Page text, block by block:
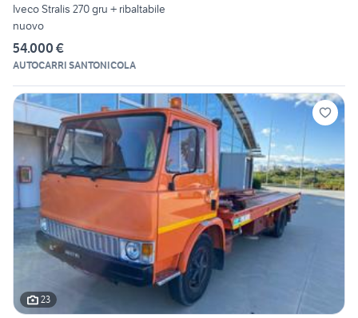
Iveco Stralis 270 gru + ribaltabile
nuovo
54.000 €
AUTOCARRI SANTONICOLA
23